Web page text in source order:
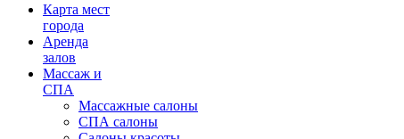
Карта мест
города
Аренда
залов
Массаж и
СПА
Массажные салоны
СПА салоны